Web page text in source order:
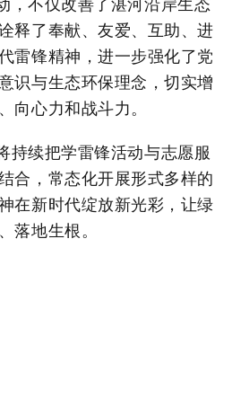
释了奉献、友爱、互助、进
雷锋精神，进一步强化了党
识与生态环保理念，切实增
向心力和战斗力。
续把学雷锋活动与志愿服
合，常态化开展形式多样的
在新时代绽放新光彩，让绿
落地生根。